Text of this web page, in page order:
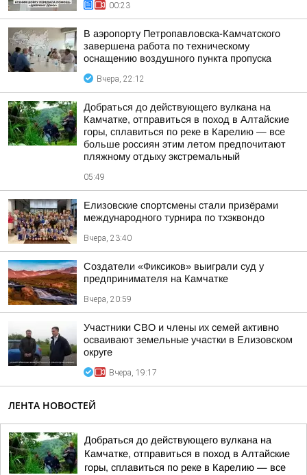
00:23
В аэропорту Петропавловска-Камчатского
завершена работа по техническому
оснащению воздушного пункта пропуска
Вчера, 22:12
Добраться до действующего вулкана на
Камчатке, отправиться в поход в Алтайские
горы, сплавиться по реке в Карелию — все
больше россиян этим летом предпочитают
пляжному отдыху экстремальный
05:49
Елизовские спортсмены стали призёрами
международного турнира по тхэквондо
Вчера, 23:40
Создатели «Фиксиков» выиграли суд у
предпринимателя на Камчатке
Вчера, 20:59
Участники СВО и члены их семей активно
осваивают земельные участки в Елизовском
округе
Вчера, 19:17
ЛЕНТА НОВОСТЕЙ
Добраться до действующего вулкана на
Камчатке, отправиться в поход в Алтайские
горы, сплавиться по реке в Карелию — все